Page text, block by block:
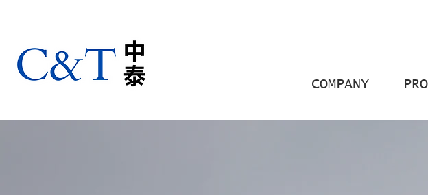
COMPANY